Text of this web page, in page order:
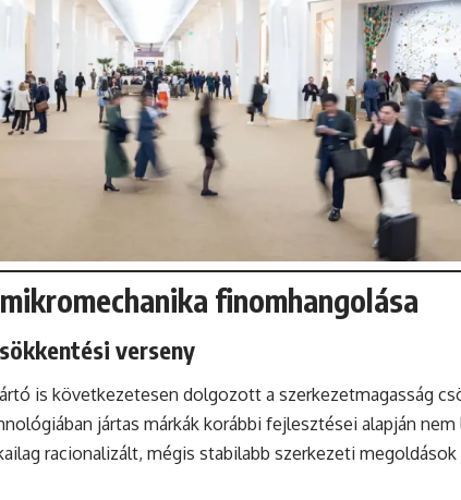
finomhangolása
verseny
is következetesen dolgozott a szerkezetmagasság
jártas márkák korábbi fejlesztései alapján nem
racionalizált, mégis stabilabb szerkezeti